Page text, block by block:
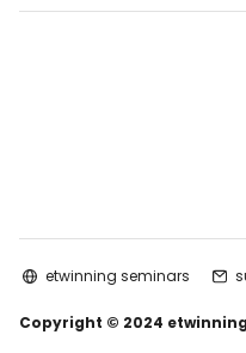
etwinning seminars
Copyright © 2024